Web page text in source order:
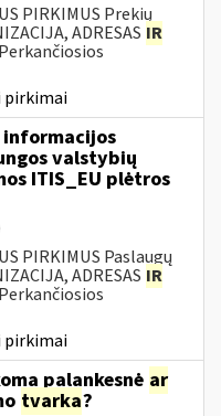
PIRKIMUS Prekių
ADRESAS IR
pirkimai
informacijos
valstybių
ITIS_EU plėtros
PIRKIMUS Paslaugų
ADRESAS IR
pirkimai
palankesnė ar
tvarka?